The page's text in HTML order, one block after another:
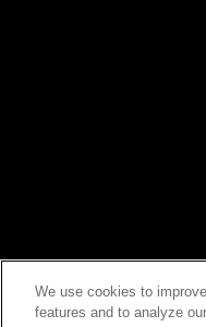
We use cookies to
features and to analyze